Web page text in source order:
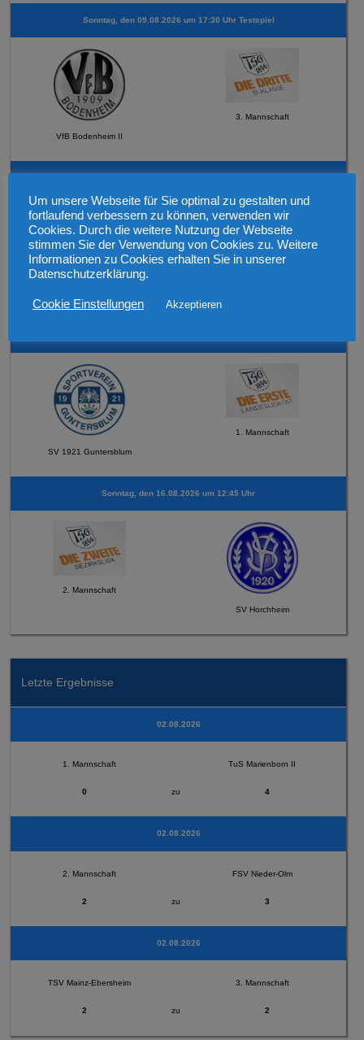
Sonntag, den 09.08.2026 um 17:30 Uhr Testspiel
VfB Bodenheim II
3. Mannschaft
SV 1921 Guntersblum
1. Mannschaft
Sonntag, den 16.08.2026 um 12:45 Uhr
2. Mannschaft
SV Horchheim
Letzte Ergebnisse
02.08.2026
1. Mannschaft TuS Marienborn II
0 zu 4
02.08.2026
2. Mannschaft FSV Nieder-Olm
2 zu 3
02.08.2026
TSV Mainz-Ebersheim 3. Mannschaft
2 zu 2
Um unsere Webseite für Sie optimal zu gestalten und
fortlaufend verbessern zu können, verwenden wir
Cookies. Durch die weitere Nutzung der Webseite
stimmen Sie der Verwendung von Cookies zu. Weitere
Informationen zu Cookies erhalten Sie in unserer
Datenschutzerklärung.
Cookie Einstellungen Akzeptieren